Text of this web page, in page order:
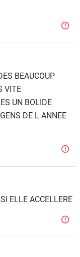
BEAUCOUP
VITE
UN BOLIDE
DE L ANNEE
ELLE ACCELLERE